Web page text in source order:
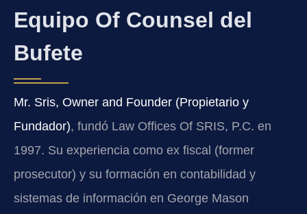
Equipo Of Counsel del
Bufete
Mr. Sris, Owner and Founder (Propietario y
Fundador), fundó Law Offices Of SRIS, P.C. en
1997. Su experiencia como ex fiscal (former
prosecutor) y su formación en contabilidad y
sistemas de información en George Mason